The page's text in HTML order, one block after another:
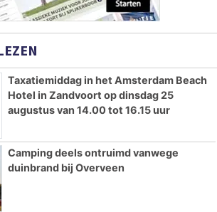
Taxatiemiddag in het Amsterdam Beach
Hotel in Zandvoort op dinsdag 25
augustus van 14.00 tot 16.15 uur
Camping deels ontruimd vanwege
duinbrand bij Overveen